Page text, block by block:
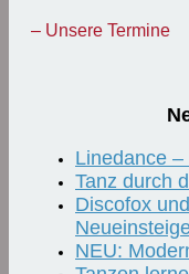
– Unsere Termine
Linedance –
Tanz durch
Discofox
NEU: